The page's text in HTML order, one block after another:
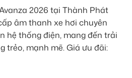
2026 tại Thành Phát
âm thanh xe hơi chuyên
hệ thống điện, mang đến trải
trẻo, mạnh mẽ. Giá ưu đãi: